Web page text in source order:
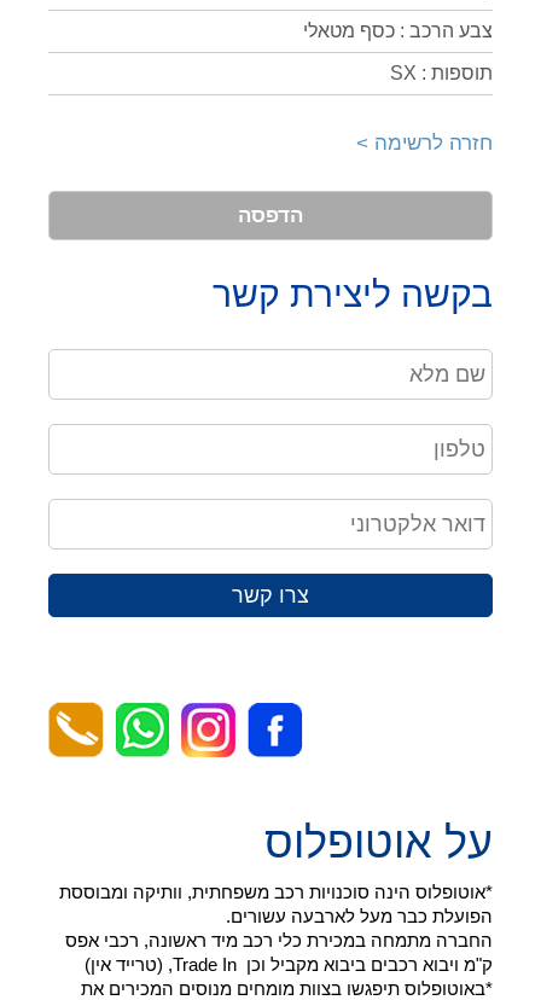
צבע הרכב : כסף מטאלי
תוספות : SX
חזרה לרשימה >
הדפסה
בקשה ליצירת קשר
צרו קשר
על אוטופלוס
*אוטופלוס הינה סוכנויות רכב משפחתית, וותיקה ומבוססת
הפועלת כבר מעל לארבעה עשורים.
החברה מתמחה במכירת כלי רכב מיד ראשונה, רכבי אפס
ק"מ ויבוא רכבים ביבוא מקביל וכן Trade In, (טרייד אין)
*באוטופלוס תיפגשו בצוות מומחים מנוסים המכירים את